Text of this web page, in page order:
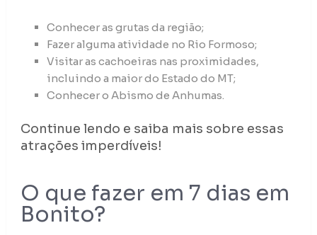
Conhecer as grutas da região;
Fazer alguma atividade no Rio Formoso;
Visitar as cachoeiras nas proximidades,
incluindo a maior do Estado do MT;
Conhecer o Abismo de Anhumas.
Continue lendo e saiba mais sobre essas
atrações imperdíveis!
O que fazer em 7 dias em
Bonito?